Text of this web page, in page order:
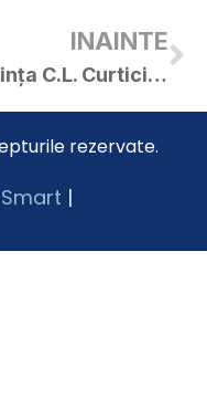
INAINTE
Ședința C.L. Curtici din 05.04.2018
rezervate.
Smart |